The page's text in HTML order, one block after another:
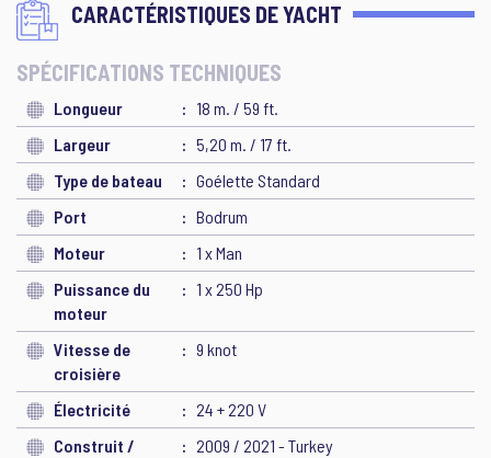
CARACTÉRISTIQUES DE YACHT
SPÉCIFICATIONS TECHNIQUES
Longueur
18 m. / 59 ft.
Largeur
5,20 m. / 17 ft.
Type de bateau
Goélette Standard
Port
Bodrum
Moteur
1 x Man
Puissance du
moteur
1 x 250 Hp
Vitesse de
croisière
9 knot
Électricité
24 + 220 V
Construit /
2009 / 2021 - Turkey